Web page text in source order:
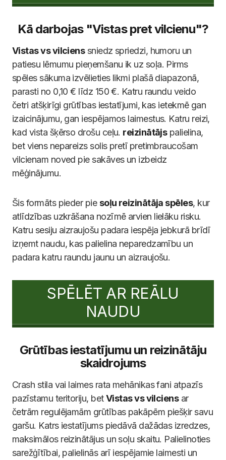
Kā darbojas "Vistas pret vilcienu"?
Vistas vs vilcienssniedz spriedzi, humoru un
patiesu lēmumu pieņemšanu ik uz soļa. Pirms
spēles sākuma izvēlieties likmi plašā diapazonā,
parasti no 0,10 € līdz 150 €. Katru raundu veido
četri atšķirīgi grūtības iestatījumi, kas ietekmē gan
izaicinājumu, gan iespējamos laimestus. Katru reizi,
kad vista šķērso drošu ceļu. reizinātājspalielina,
bet viens nepareizs solis pretī pretimbraucošam
vilcienam noved pie sakāves un izbeidz
mēģinājumu.
Šis formāts pieder pie soļu reizinātāja spēles, kur
atlīdzības uzkrāšana nozīmē arvien lielāku risku.
Katru sesiju aizraujošu padara iespēja jebkurā brīdī
izņemt naudu, kas palielina neparedzamību un
padara katru raundu jaunu un aizraujošu.
SPĒLĒT AR REĀLU
NAUDU
Grūtības iestatījumu un reizinātāju
skaidrojums
Crash stila vai laimes rata mehānikas fani atpazīs
pazīstamu teritoriju, betVistas vs vilciensar
četrām regulējamām grūtības pakāpēm piešķir savu
garšu. Katrs iestatījums piedāvā dažādas izredzes,
maksimālos reizinātājus un soļu skaitu. Palielinoties
sarežģītībai, palielinās arī iespējamie laimesti un